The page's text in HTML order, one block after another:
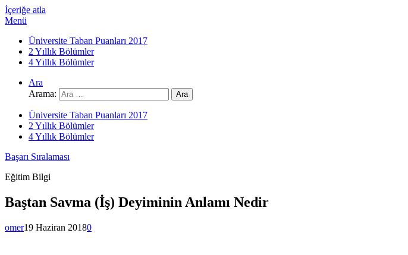
İçeriğe atla
Menü
Üniversite Taban Puanları 2017
2 Yıllık Bölümler
4 Yıllık Bölümler
Ara
Arama:
Üniversite Taban Puanları 2017
2 Yıllık Bölümler
4 Yıllık Bölümler
Başarı Sıralaması
Eğitim Bilgi
Baştan Savma (İş) Deyiminin Anlamı Nedir
omer19 Haziran 20180